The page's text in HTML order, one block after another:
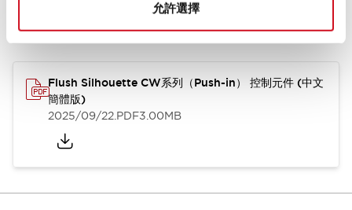
允許選擇
Flush Silhouette CW系列（Push-in） 控制元件 (中文
簡體版)
2025/09/22.PDF3.00MB